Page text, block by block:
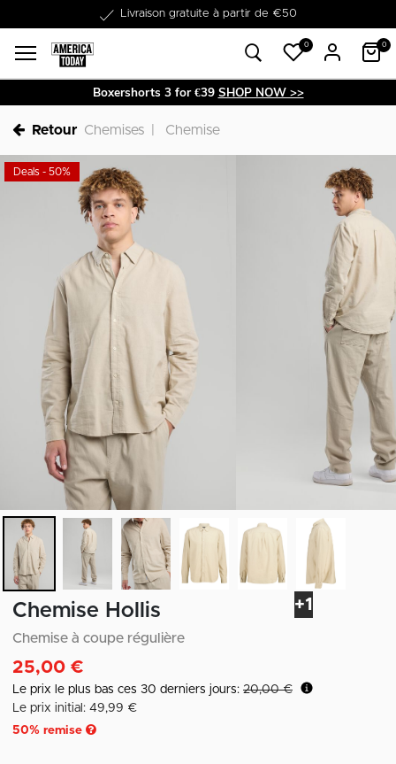
Dans les 1-3 jours livrable
0 0
Boxershorts 3 for €39 SHOP NOW >>
Retour Chemises Chemise
+1
Deals - 50%
Chemise Hollis
Chemise à coupe régulière
25,00 €
Le prix le plus bas ces 30 derniers jours: 20,00 €
Le prix initial: 49,99 €
50% remise